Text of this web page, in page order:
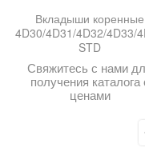
Вкладыши коренные
4D30/4D31/4D32/4D33/
STD
Свяжитесь с нами
получения каталога
ценами